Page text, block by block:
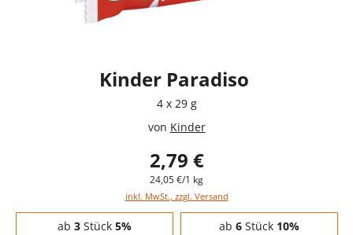
Kinder Paradiso
4 x 29 g
von Kinder
2,79 €
24,05 €/1 kg
inkl. MwSt., zzgl. Versand
Staffelpreise - Mengenrabatt
ab 3Stück 5% ab 6Stück 10%